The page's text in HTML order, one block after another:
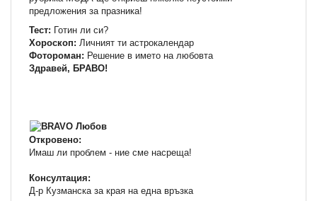
предложения за празника!
Тест: Готин ли си?
Хороскоп: Личният ти астрокалендар
Фотороман: Решение в името на любовта
Здравей, БРАВО!
Откровено:
Имаш ли проблем - ние сме насреща!
Консултация:
Д-р Кузманска за края на една връзка